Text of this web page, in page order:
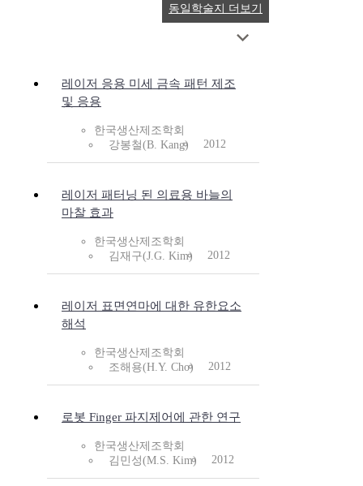
레이저 응용 미세 금속 패턴 제조
및 응용
한국생산제조학회
강봉철(B. Kang)
2012
레이저 패터닝 된 의료용 바늘의
마찰 효과
한국생산제조학회
김재구(J.G. Kim)
2012
레이저 표면연마에 대한 유한요소
해석
한국생산제조학회
조해용(H.Y. Cho)
2012
로봇 Finger 파지제어에 관한 연구
한국생산제조학회
김민성(M.S. Kim)
2012
동일학술지 더보기